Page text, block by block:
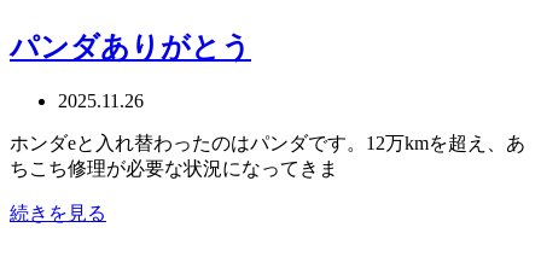
パンダありがとう
2025.11.26
ホンダeと入れ替わったのはパンダです。12万kmを超え、あ
ちこち修理が必要な状況になってきま
続きを見る